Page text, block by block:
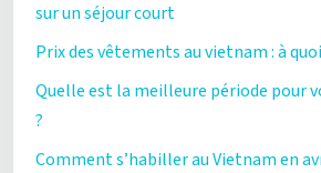
sur un séjour court
Prix des vêtements au vietnam : à
Quelle est la meilleure période pour
?
Comment s’habiller au Vietnam en